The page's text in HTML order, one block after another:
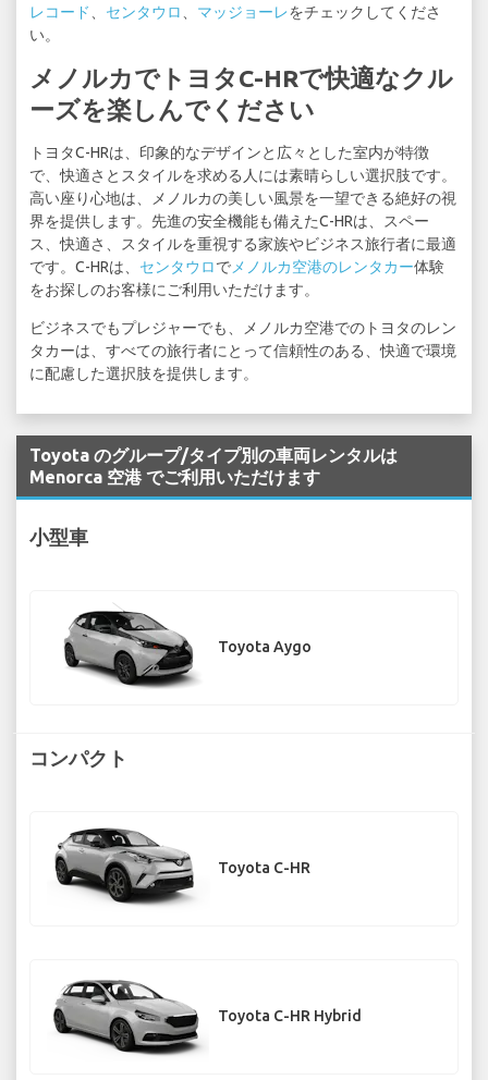
レコード
センタウロ マッジョーレをチェックしてくださ
い。
メノルカでトヨタC-HRで快適なクル
ーズを楽しんでください
トヨタC-HRは、印象的なデザインと広々とした室内が特徴
で、快適さとスタイルを求める人には素晴らしい選択肢です。
高い座り心地は、メノルカの美しい風景を一望できる絶好の視
界を提供します。先進の安全機能も備えたC-HRは、スペー
ス、快適さ、スタイルを重視する家族やビジネス旅行者に最適
です。C-HRは、 センタウロで メノルカ空港のレンタカー体験
をお探しのお客様にご利用いただけます。
ビジネスでもプレジャーでも、メノルカ空港でのトヨタのレン
タカーは、すべての旅行者にとって信頼性のある、快適で環境
に配慮した選択肢を提供します。
Toyota のグループ/タイプ別の車両レンタルは
Menorca 空港 でご利用いただけます
小型車
Toyota Aygo
コンパクト
Toyota C-HR
Toyota C-HR Hybrid